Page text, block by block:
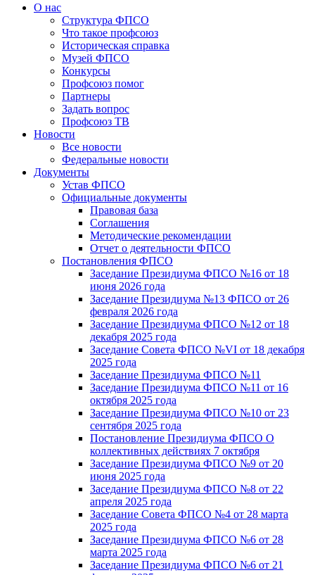
О нас
Структура ФПСО
Что такое профсоюз
Историческая справка
Музей ФПСО
Конкурсы
Профсоюз помог
Партнеры
Задать вопрос
Профсоюз ТВ
Новости
Все новости
Федеральные новости
Документы
Устав ФПСО
Официальные документы
Правовая база
Соглашения
Методические рекомендации
Отчет о деятельности ФПСО
Постановления ФПСО
Заседание Президиума ФПСО №16 от 18
июня 2026 года
Заседание Президиума №13 ФПСО от 26
февраля 2026 года
Заседание Президиума ФПСО №12 от 18
декабря 2025 года
Заседание Совета ФПСО №VI от 18 декабря
2025 года
Заседание Президиума ФПСО №11
Заседание Президиума ФПСО №11 от 16
октября 2025 года
Заседание Президиума ФПСО №10 от 23
сентября 2025 года
Постановление Президиума ФПСО О
коллективных действиях 7 октября
Заседание Президиума ФПСО №9 от 20
июня 2025 года
Заседание Президиума ФПСО №8 от 22
апреля 2025 года
Заседание Совета ФПСО №4 от 28 марта
2025 года
Заседание Президиума ФПСО №6 от 28
марта 2025 года
Заседание Президиума ФПСО №6 от 21